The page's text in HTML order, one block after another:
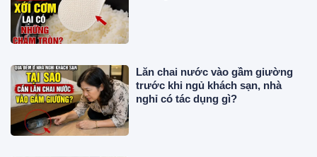
Lăn chai nước vào gầm giường
trước khi ngủ khách sạn, nhà
nghỉ có tác dụng gì?